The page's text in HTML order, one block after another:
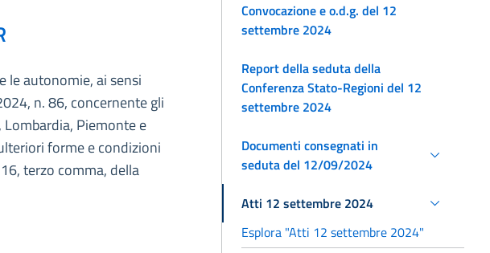
le autonomie, ai sensi
n. 86, concernente gli
Piemonte e
forme e condizioni
terzo comma, della
Convocazione e o.d.g. del 12
settembre 2024
Report della seduta della
Conferenza Stato-Regioni del 12
settembre 2024
Documenti consegnati in
seduta del 12/09/2024
Atti 12 settembre 2024
Esplora "Atti 12 settembre 2024"